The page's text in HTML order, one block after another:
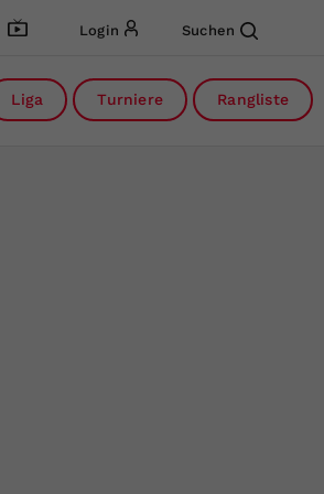
Login Suchen
Liga Turniere Rangliste